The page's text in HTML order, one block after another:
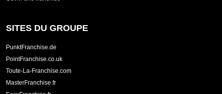
SITES DU GROUPE
PunktFranchise.de
PointFranchise.co.uk
Toute-La-Franchise.com
MasterFranchise.fr